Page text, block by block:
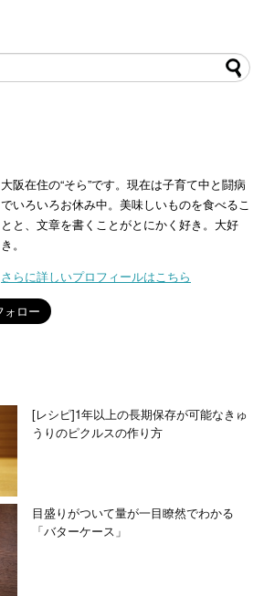
大阪在住の“そら”です。現在は子育て中と闘病
でいろいろお休み中。美味しいものを食べるこ
とと、文章を書くことがとにかく好き。大好
き。
さらに詳しいプロフィールはこちら
[レシピ]1年以上の長期保存が可能なきゅ
うりのピクルスの作り方
目盛りがついて量が一目瞭然でわかる
「バターケース」